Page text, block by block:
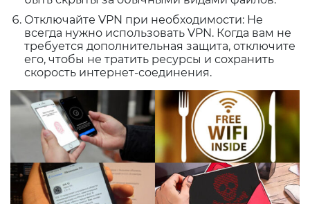
Отключайте VPN при необходимости: Не
всегда нужно использовать VPN. Когда вам не
требуется дополнительная защита, отключите
его, чтобы не тратить ресурсы и сохранить
скорость интернет-соединения.